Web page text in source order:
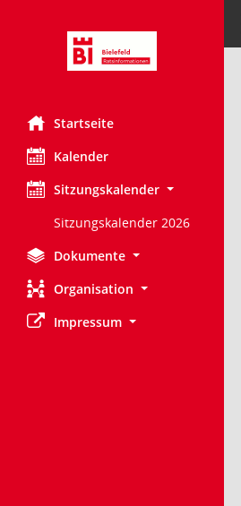
Startseite
Kalender
Sitzungskalender
Sitzungskalender 2026
Dokumente
Organisation
Impressum